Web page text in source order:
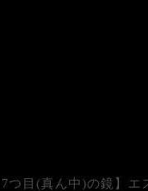
7つ目(真ん中)の鏡】エ